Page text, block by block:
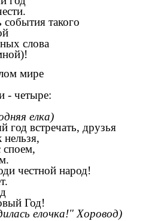
события такого
слова
мире
- четыре:
елка)
год встречать, друзья
нельзя,
честной народ!
Год!
елочка!" Хоровод)